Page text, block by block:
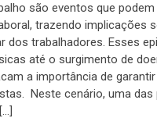
são eventos que
trazendo implicações
dos trabalhadores. Esses
até o surgimento de
a importância de
Neste cenário, uma das